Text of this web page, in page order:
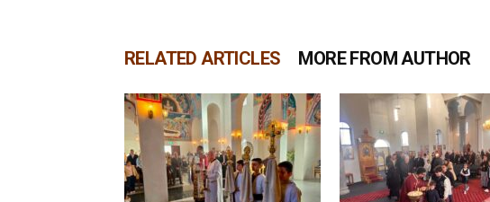
RELATED ARTICLES MORE FROM AUTHOR